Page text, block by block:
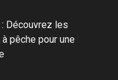
Découvrez les
pêche pour une